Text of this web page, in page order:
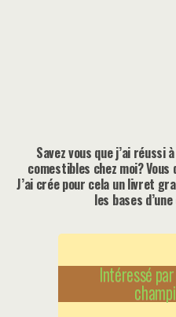
Savez vous que j’ai réussi
comestibles chez moi?
J’ai crée pour cela un livret
les bases
Intéressé